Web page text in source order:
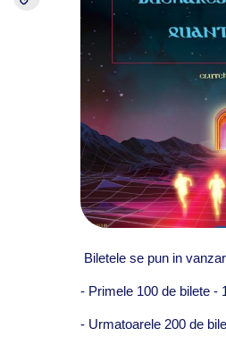
Biletele se pun in
- Primele 100 de bilete -
- Urmatoarele 200 de